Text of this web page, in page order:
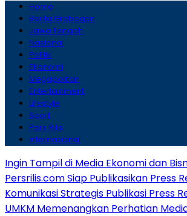
Home
Berita Grobogan
Jawa Tengah
Nasional
Politik
Ekonomi
Megapolitan
Entertainment
Lifestyle
Sport
Pers Rilis
Internasional
Ingin Tampil di Media Ekonomi dan
Persrilis.com Siap Publikasikan Press
Komunikasi Strategis Publikasi Press
UMKM Memenangkan Perhatian